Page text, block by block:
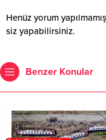
Henüz yorum
siz yapabilirsiniz.
Benzer Konular